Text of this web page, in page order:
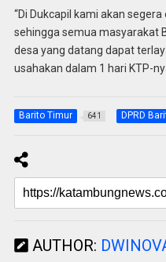
“Di Dukcapil kami akan
sehingga semua masyarakat
desa yang datang dapat
usahakan dalam 1 hari KTP-
Barito Timur 641 DPRD
AUTHOR: